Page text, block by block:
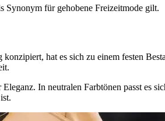
Synonym für gehobene Freizeitmode gilt.
hat es sich zu einem festen
In neutralen Farbtönen passt es